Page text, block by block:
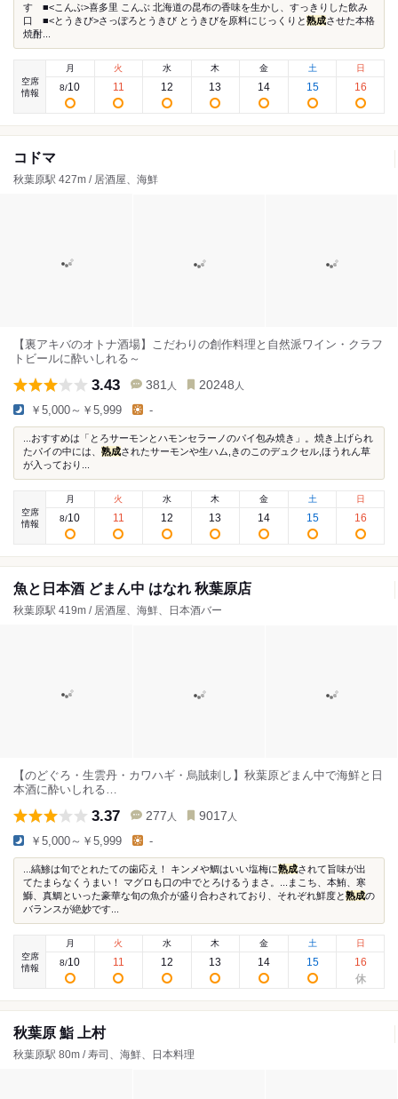
す ■<こんぶ>喜多里 こんぶ 北海道の昆布の香味を生かし、すっきりした飲み
口 ■<とうきび>さっぽろとうきび とうきびを原料にじっくりと熟成させた本格
焼酎...
空席
情報
月
8/10
火
11
水
12
木
13
金
14
土
15
日
16
コドマ
秋葉原駅 427m / 居酒屋、海鮮
【裏アキバのオトナ酒場】こだわりの創作料理と自然派ワイン・クラフ
トビールに酔いしれる～
3.43 381 人 20248 人
￥5,000～￥5,999 -
...おすすめは「とろサーモンとハモンセラーノのパイ包み焼き」。焼き上げられ
たパイの中には、 熟成されたサーモンや生ハム,きのこのデュクセル,ほうれん草
が入っており...
空席
情報
月
8/10
火
11
水
12
木
13
金
14
土
15
日
16
魚と日本酒 どまん中 はなれ 秋葉原店
秋葉原駅 419m / 居酒屋、海鮮、日本酒バー
【のどぐろ・生雲丹・カワハギ・烏賊刺し】秋葉原どまん中で海鮮と日
本酒に酔いしれる…
3.37 277 人 9017 人
￥5,000～￥5,999 -
...縞鯵は旬でとれたての歯応え！ キンメや鯛はいい塩梅に熟成されて旨味が出
てたまらなくうまい！ マグロも口の中でとろけるうまさ。...まこち、本鮪、寒
鰤、真鯛といった豪華な旬の魚介が盛り合わされており、それぞれ鮮度と熟成の
バランスが絶妙です...
空席
情報
月
8/10
火
11
水
12
木
13
金
14
土
15
日
16
秋葉原 鮨 上村
秋葉原駅 80m / 寿司、海鮮、日本料理